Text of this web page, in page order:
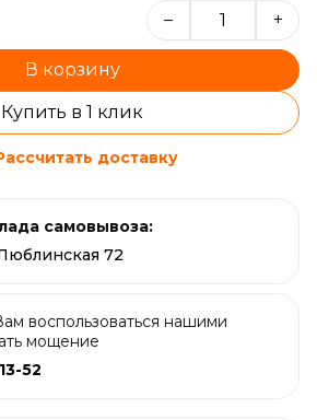
– +
В корзину
Купить в 1 клик
доставку
самовывоза:
72
воспользоваться нашими
мощение
52